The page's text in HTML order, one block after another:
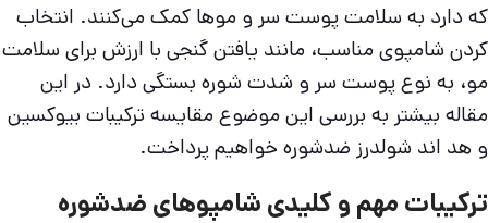
که دارد به سلامت پوست سر و موها کمک می‌کنند. انتخاب
کردن شامپوی مناسب، مانند یافتن گنجی با ارزش برای سلامت
مو، به نوع پوست سر و شدت شوره بستگی دارد. در این
مقاله بیشتر به بررسی این موضوع مقایسه ترکیبات بیوکسین
و هد اند شولدرز ضدشوره خواهیم پرداخت.
ترکیبات مهم و کلیدی شامپوهای ضدشوره